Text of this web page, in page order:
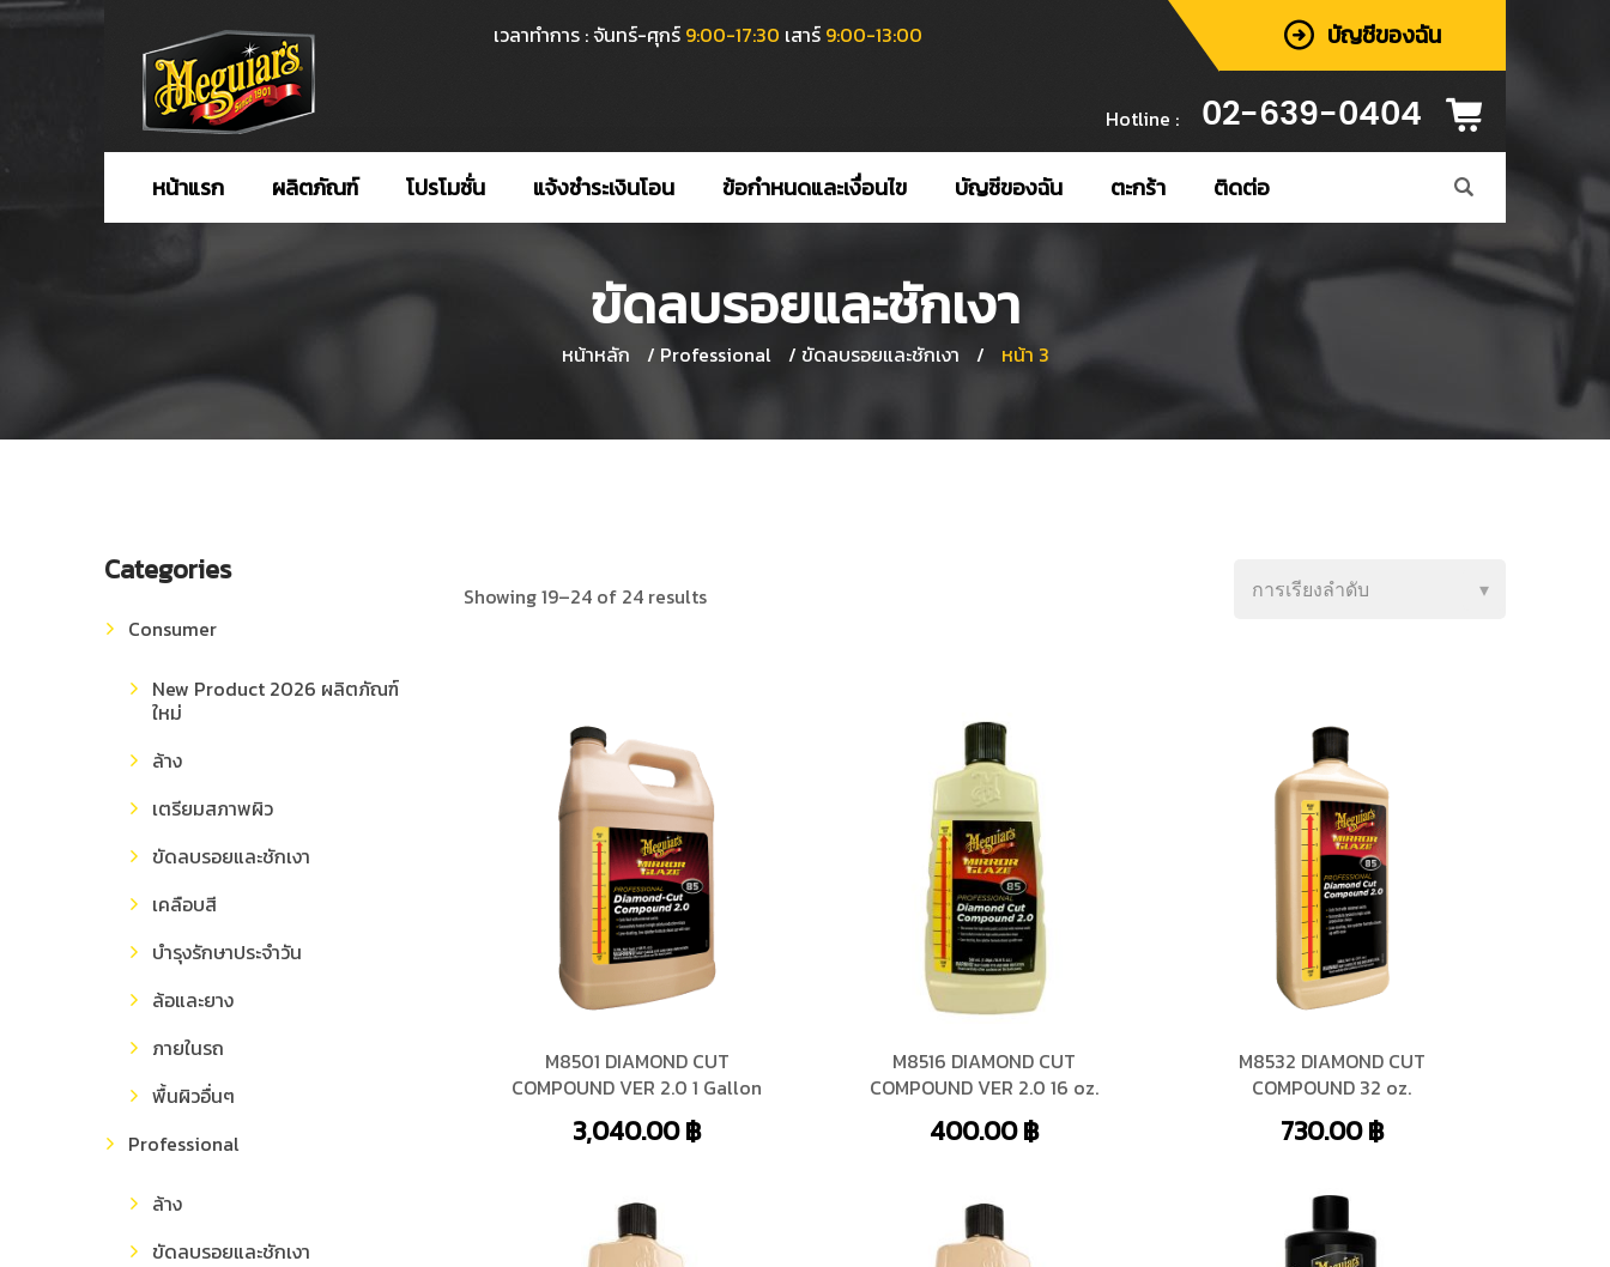
เวลาทำการ : จันทร์-ศุกร์ 9:00-17:30 เสาร์ 9:00-13:00 บัญชีของฉัน
Hotline : 02-639-0404
หน้าแรก ผลิตภัณฑ์ โปรโมชั่น แจ้งชำระเงินโอน ข้อกำหนดและเงื่อนไข บัญชีของฉัน ตะกร้า ติดต่อ
ขัดลบรอยและชักเงา
หน้าหลัก / Professional / ขัดลบรอยและชักเงา / หน้า 3
Showing 19–24 of 24 results
M8501 DIAMOND CUT
COMPOUND VER 2.0 1 Gallon
3,040.00฿
M8516 DIAMOND CUT
COMPOUND VER 2.0 16 oz.
400.00฿
M8532 DIAMOND CUT
COMPOUND 32 oz.
730.00฿
Categories
Consumer
New Product 2026 ผลิตภัณฑ์
ใหม่
ล้าง
เตรียมสภาพผิว
ขัดลบรอยและชักเงา
เคลือบสี
บำรุงรักษาประจำวัน
ล้อและยาง
ภายในรถ
พื้นผิวอื่นๆ
Professional
ล้าง
ขัดลบรอยและชักเงา